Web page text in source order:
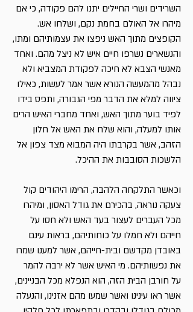
השרידים ושרי החיילים יתנו להם פקודה, כי אם
מיהרו אל האולם בחמת נקם, ושלחו אש.
הקופצים מתוך האש ניפצו את עצמותיהם ומתו,
והנשארים נשרפו חיים איש לא ניצל מהם. ואחד
מאנשי הצבא לא חיכה לפקודת המצביא ולא
נבהל מהמעשה הנורא אשר אמר לעשות, כאילו
ציווה למלא את הדבר מפי הגבורה, ותפס בידו
לפיד בוער מתוך האש, ואחד מחברי האיש הרים
אותו למעלה, והוא שלח את האש אל חלון
הזהב, אשר בקרבתו היה המבוא מצד צפון אל
הלשכות הסובבות את ההיכל.
וכאשר התלקחה הלהבה, הרימו היהודים קול
צעקה נוראה, בהכירם את גודל האסון, ומיהרו
מכל העברים לעצור בעד האש ולא חסו על
חייהם ולא חמלו על כוחותיהם, בראות עינם
באובדן מקדשם ובית-חייהם, אשר למענו שמרו
את נפשותיהם. מי האיש אשר לא ירבה להמר
על חורבן הבית הזה, הוא הנפלא מכל הבניינים,
אשר ראו עינינו ואשר שמעו מהם אזנינו, והנעלה